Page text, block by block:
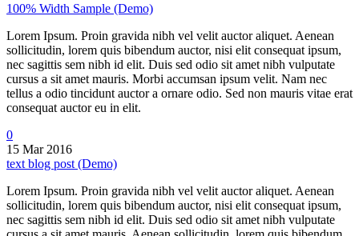
100% Width Sample (Demo)
Lorem Ipsum. Proin gravida nibh vel velit auctor aliquet. Aenean
sollicitudin, lorem quis bibendum auctor, nisi elit consequat ipsum,
nec sagittis sem nibh id elit. Duis sed odio sit amet nibh vulputate
cursus a sit amet mauris. Morbi accumsan ipsum velit. Nam nec
tellus a odio tincidunt auctor a ornare odio. Sed non mauris vitae erat
consequat auctor eu in elit.
0
15 Mar 2016
text blog post (Demo)
Lorem Ipsum. Proin gravida nibh vel velit auctor aliquet. Aenean
sollicitudin, lorem quis bibendum auctor, nisi elit consequat ipsum,
nec sagittis sem nibh id elit. Duis sed odio sit amet nibh vulputate